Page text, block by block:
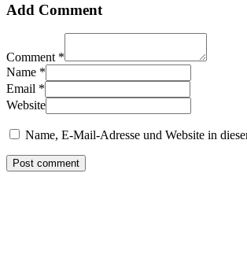
Add Comment
Comment *
Name *
Email *
Website
Name, E-Mail-Adresse und Website in